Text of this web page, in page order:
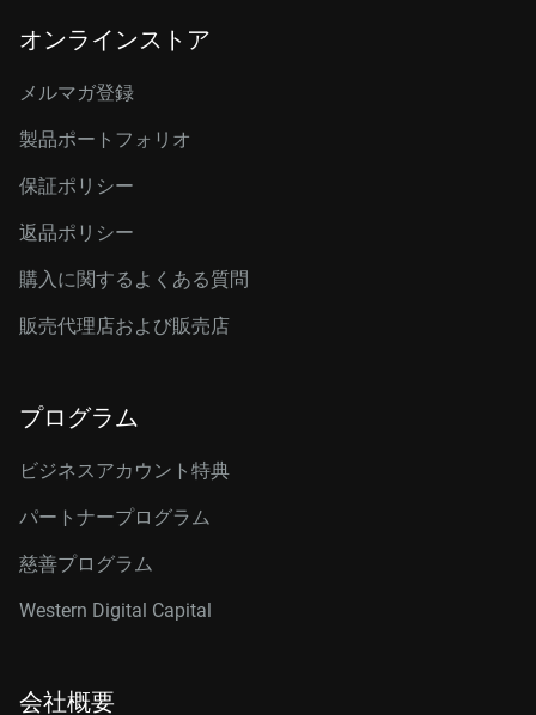
オンラインストア
メルマガ登録
製品ポートフォリオ
保証ポリシー
返品ポリシー
購入に関するよくある質問
販売代理店および販売店
プログラム
ビジネスアカウント特典
パートナープログラム
慈善プログラム
Western Digital Capital
会社概要